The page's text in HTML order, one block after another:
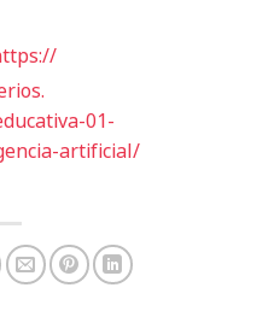
01-
artificial/